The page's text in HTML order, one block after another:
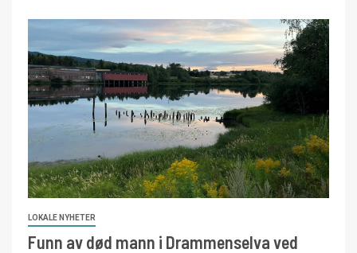
LOKALE NYHETER
Funn av død mann i Drammenselva ved